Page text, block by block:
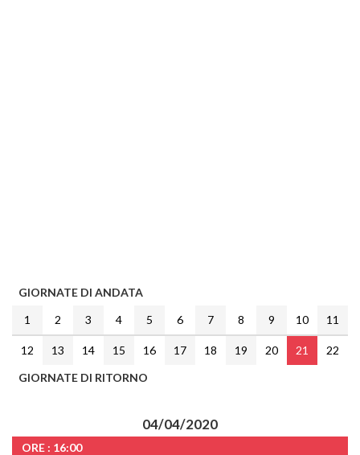
GIORNATE DI ANDATA
1
2 3 4 5 6 7 8 9 10 11
12 13 14 15 16 17 18 19 20 21
22
GIORNATE DI RITORNO
04/04/2020
ORE : 16:00